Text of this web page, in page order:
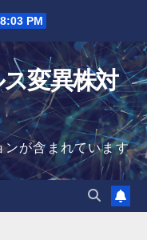
PM
変異株対
ンが含まれています